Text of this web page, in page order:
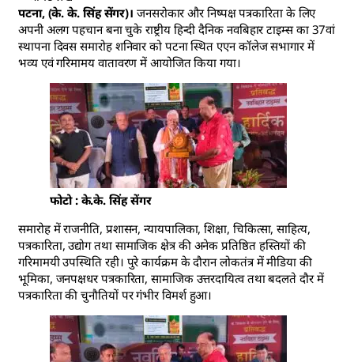
पटना, (के. के. सिंह सेंगर)। जनसरोकार और निष्पक्ष पत्रकारिता के लिए
अपनी अलग पहचान बना चुके राष्ट्रीय हिन्दी दैनिक नवबिहार टाइम्स का 37वां
स्थापना दिवस समारोह शनिवार को पटना स्थित एएन कॉलेज सभागार में
भव्य एवं गरिमामय वातावरण में आयोजित किया गया।
फोटो : के.के. सिंह सेंगर
समारोह में राजनीति, प्रशासन, न्यायपालिका, शिक्षा, चिकित्सा, साहित्य,
पत्रकारिता, उद्योग तथा सामाजिक क्षेत्र की अनेक प्रतिष्ठित हस्तियों की
गरिमामयी उपस्थिति रही। पुरे कार्यक्रम के दौरान लोकतंत्र में मीडिया की
भूमिका, जनपक्षधर पत्रकारिता, सामाजिक उत्तरदायित्व तथा बदलते दौर में
पत्रकारिता की चुनौतियों पर गंभीर विमर्श हुआ।